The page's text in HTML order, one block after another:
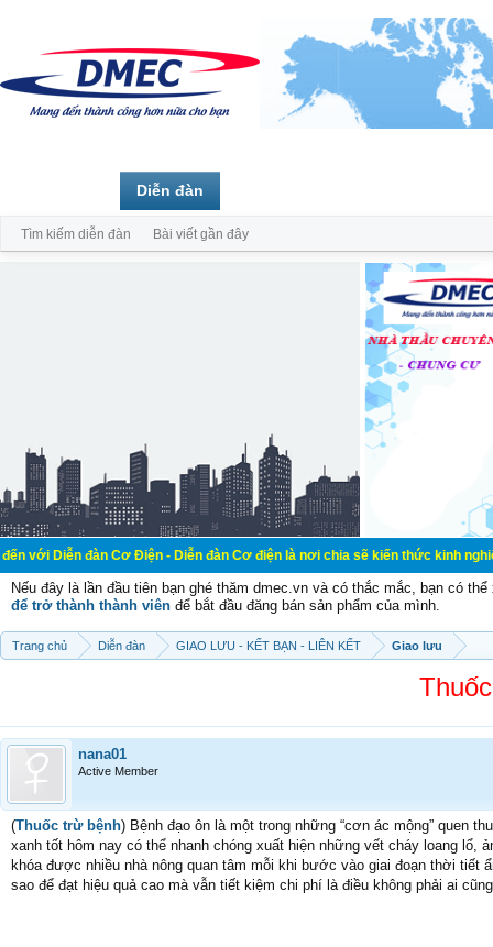
đàn Cơ Điện - Diễn đàn Cơ điện là nơi chia sẽ kiến thức kinh nghiệm
Nếu đây là lần đầu tiên bạn ghé thăm dmec.vn và có thắc mắc, bạn có
để trở thành thành viên để bắt đầu đăng bán sản phẩm của mình.
Trang chủ Diễn đàn GIAO LƯU - KẾT BẠN - LIÊN KẾT Giao lưu
nana01
Active Member
(Thuốc trừ bệnh) Bệnh đạo ôn là một trong những “cơn ác mộng” quen
xanh tốt hôm nay có thể nhanh chóng xuất hiện những vết cháy loang
khóa được nhiều nhà nông quan tâm mỗi khi bước vào giai đoạn thời tiết
sao để đạt hiệu quả cao mà vẫn tiết kiệm chi phí là điều không phải ai
Diễn đàn
Tìm kiếm diễn đàn Bài viết gần đây